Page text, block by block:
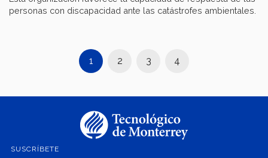
personas con discapacidad ante las catástrofes ambientales.
1 2 3 4
SUSCRÍBETE